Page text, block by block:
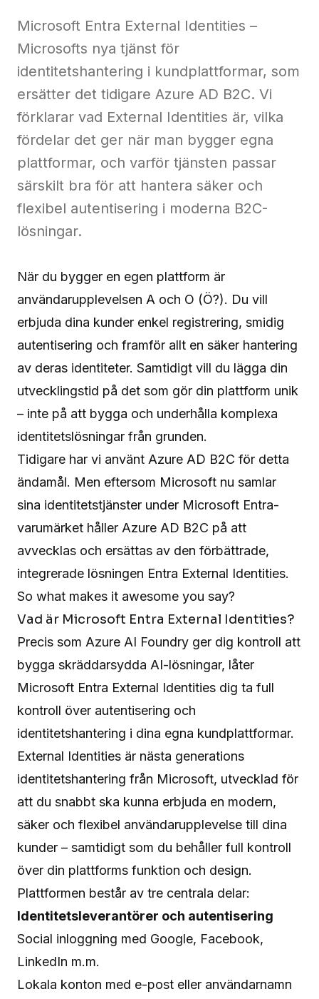
Contact
Contact
Microsoft Entra External Identities –
Microsofts nya tjänst för
identitetshantering i kundplattformar, som
ersätter det tidigare Azure AD B2C. Vi
förklarar vad External Identities är, vilka
fördelar det ger när man bygger egna
plattformar, och varför tjänsten passar
särskilt bra för att hantera säker och
flexibel autentisering i moderna B2C-
lösningar.
När du bygger en egen plattform är
användarupplevelsen A och O (Ö?). Du vill
erbjuda dina kunder enkel registrering, smidig
autentisering och framför allt en säker hantering
av deras identiteter. Samtidigt vill du lägga din
utvecklingstid på det som gör din plattform unik
– inte på att bygga och underhålla komplexa
identitetslösningar från grunden.
Tidigare har vi använt Azure AD B2C för detta
ändamål. Men eftersom Microsoft nu samlar
sina identitetstjänster under Microsoft Entra-
varumärket håller Azure AD B2C på att
avvecklas och ersättas av den förbättrade,
integrerade lösningen Entra External Identities.
So what makes it awesome you say?
Vad är Microsoft Entra External Identities?
Precis som Azure AI Foundry ger dig kontroll att
bygga skräddarsydda AI-lösningar, låter
Microsoft Entra External Identities dig ta full
kontroll över autentisering och
identitetshantering i dina egna kundplattformar.
External Identities är nästa generations
identitetshantering från Microsoft, utvecklad för
att du snabbt ska kunna erbjuda en modern,
säker och flexibel användarupplevelse till dina
kunder – samtidigt som du behåller full kontroll
över din plattforms funktion och design.
Plattformen består av tre centrala delar:
Identitetsleverantörer och autentisering
Social inloggning med Google, Facebook,
LinkedIn m.m.
Lokala konton med e-post eller användarnamn